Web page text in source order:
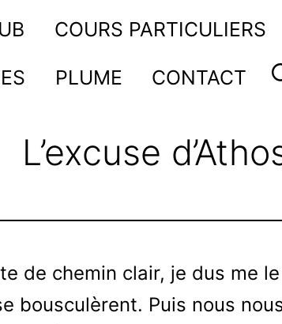
COURS PARTICULIERS
PLUME CONTACT
L’excuse
de chemin clair, je dus me
bousculèrent. Puis nous